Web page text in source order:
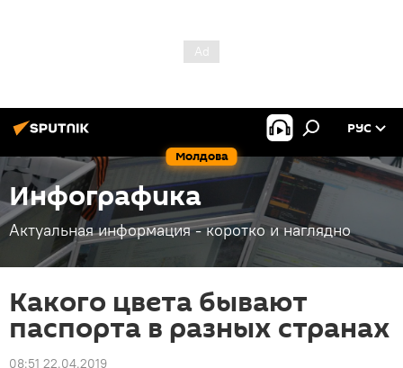
Молдова
РУС
Инфографика
Актуальная информация - коротко и наглядно
Какого цвета бывают
паспорта в разных странах
08:51 22.04.2019